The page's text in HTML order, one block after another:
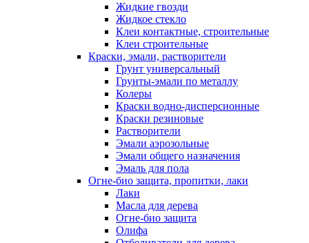
Жидкие гвозди
Жидкое стекло
Клеи контактные, строительные
Клеи строительные
Краски, эмали, растворители
Грунт универсальный
Грунты-эмали по металлу
Колеры
Краски водно-дисперсионные
Краски резиновые
Растворители
Эмали аэрозольные
Эмали общего назначения
Эмаль для пола
Огне-био защита, пропитки, лаки
Лаки
Масла для дерева
Огне-био защита
Олифа